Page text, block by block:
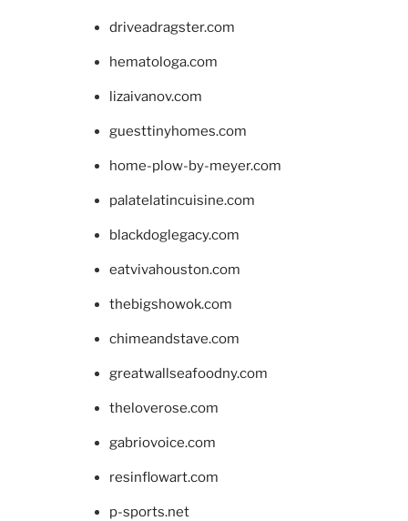
driveadragster.com
hematologa.com
lizaivanov.com
guesttinyhomes.com
home-plow-by-meyer.com
palatelatincuisine.com
blackdoglegacy.com
eatvivahouston.com
thebigshowok.com
chimeandstave.com
greatwallseafoodny.com
theloverose.com
gabriovoice.com
resinflowart.com
p-sports.net